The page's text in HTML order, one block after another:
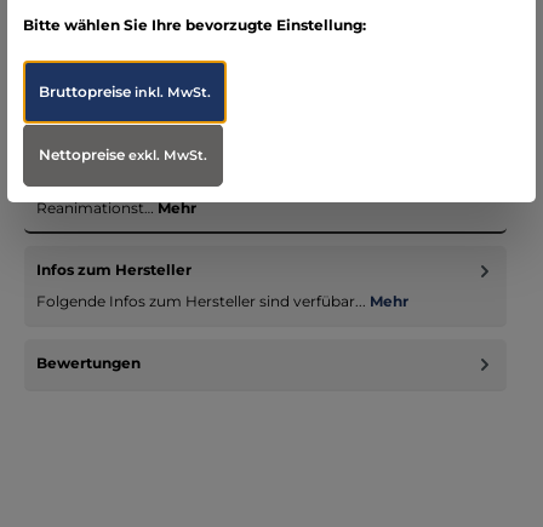
Airway Larry simuliert einen nicht narkotisierten Patienten
zum Üben von Intubation, Ventilation, Absaugen und
Reanimationst…Mehr
Infos zum Hersteller
Folgende Infos zum Hersteller sind verfübar... Mehr
Bewertungen
Bitte wählen Sie Ihre bevorzugte Einstellung:
Bruttopreiseinkl. MwSt.
Nettopreiseexkl. MwSt.